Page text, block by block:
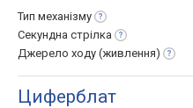
Тип механізму
Секундна стрілка
Джерело ходу (живлення)
Циферблат